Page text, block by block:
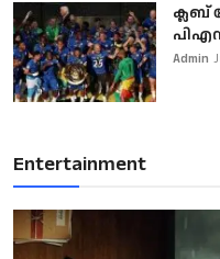
ക്ലബ്
Admin
Entertainment